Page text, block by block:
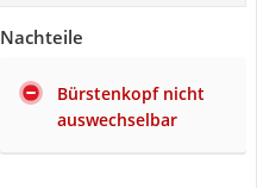
Nachteile
Bürstenkopf nicht
auswechselbar